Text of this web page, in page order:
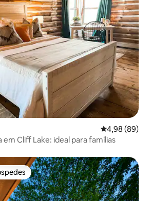
4,98 de uma
4,98 (89)
em Cliff Lake: ideal para famílias
dos hóspedes